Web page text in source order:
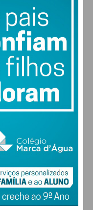
° 30°
TER
ALTERAR
EM PAÇOS DE